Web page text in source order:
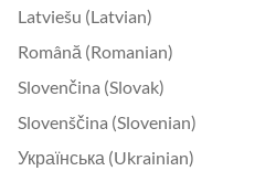
Latviešu (Latvian)
Română (Romanian)
Slovenčina (Slovak)
Slovenščina (Slovenian)
Українська (Ukrainian)